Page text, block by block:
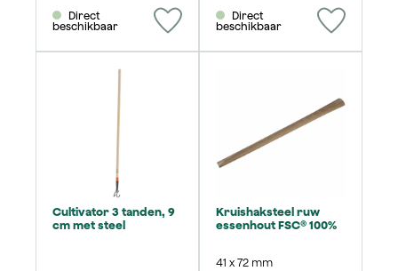
beschikbaar
beschikbaar
Cultivator 3 tanden, 9
cm met steel
Kruishaksteel ruw
essenhout FSC® 100%
41 x 72 mm